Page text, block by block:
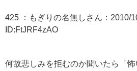
425 ：もぎりの名無しさん：2010/
ID:FtJRF4zAO
何故悲しみを拒むのか聞いたら「